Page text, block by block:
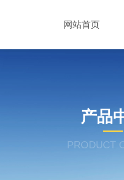
网站首页
产品
PRODUCT